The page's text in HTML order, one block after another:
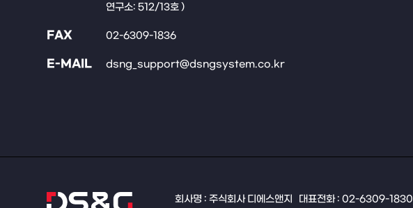
연구소: 512/13호 )
FAX 02-6309-1836
E-MAIL
dsng_support@dsngsystem.co.kr
회사명 : 주식회사 디에스앤지 대표전화 : 02-6309-1830